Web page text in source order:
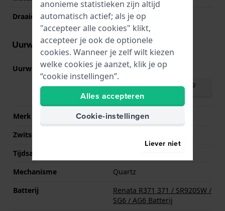
Draaiende bezel
Eén richting draaibaar
Uurwerk informatie
Uurwerk nr. 515(Bekijk specificaties
Download handleiding
Merk uurwerk
Ronda
Zwitsers uurwerk
Tijdsaanduiding
Mechanisme
Quartz
Batterij
Renata R371 371 / SR920SW /
SG6 / AG6 Batterij
anonieme statistieken zijn altijd
automatisch actief; als je op
"accepteer alle cookies" klikt,
accepteer je ook de optionele
cookies. Wanneer je zelf wilt kiezen
welke cookies je aanzet, klik je op
“cookie instellingen”.
Alles accepteren
Cookie-instellingen
Liever niet